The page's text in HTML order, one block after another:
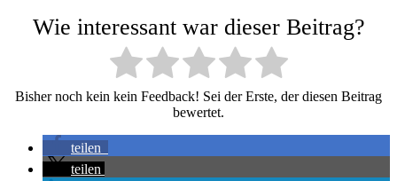
Wie interessant war dieser Beitrag?
Bisher noch kein kein Feedback! Sei der Erste, der diesen Beitrag
bewertet.
teilen
teilen